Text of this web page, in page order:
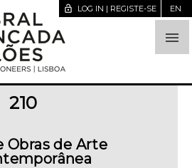

lock_open LOG IN | REGISTE-SE EN
210
Obras de Arte